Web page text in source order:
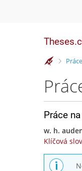
>
Práce
w. h.
Klíčová